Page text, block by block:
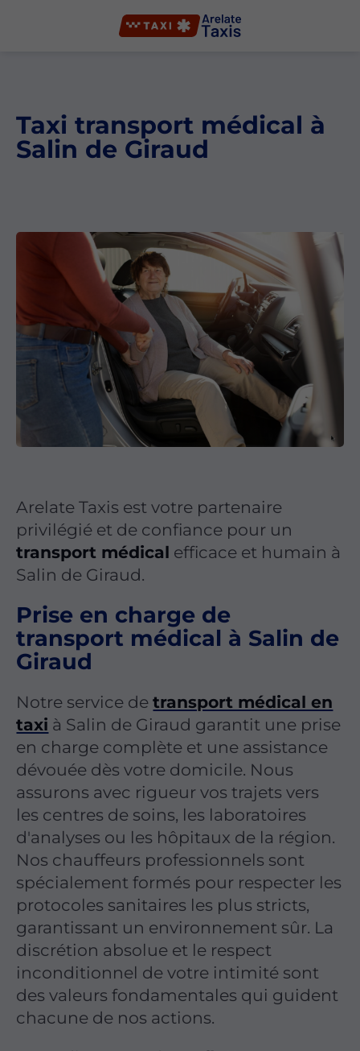
Taxi transport médical à
Salin de Giraud
Arelate Taxis est votre partenaire
privilégié et de confiance pour un
transport médical efficace et humain à
Salin de Giraud.
Prise en charge de
transport médical à Salin de
Giraud
Notre service detransport médical en
taxi à Salin de Giraud garantit une prise
en charge complète et une assistance
dévouée dès votre domicile. Nous
assurons avec rigueur vos trajets vers
les centres de soins, les laboratoires
d'analyses ou les hôpitaux de la région.
Nos chauffeurs professionnels sont
spécialement formés pour respecter les
protocoles sanitaires les plus stricts,
garantissant un environnement sûr. La
discrétion absolue et le respect
inconditionnel de votre intimité sont
des valeurs fondamentales qui guident
chacune de nos actions.